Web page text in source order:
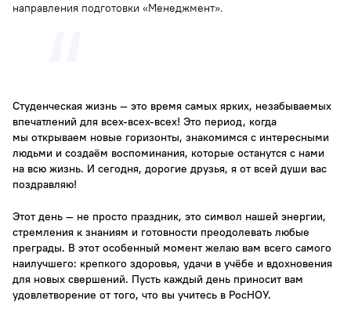
направления подготовки «Менеджмент».
Студенческая жизнь — это время самых ярких, незабываемых
впечатлений для всех-всех-всех! Это период, когда
мы открываем новые горизонты, знакомимся с интересными
людьми и создаём воспоминания, которые останутся с нами
на всю жизнь. И сегодня, дорогие друзья, я от всей души вас
поздравляю!
Этот день — не просто праздник, это символ нашей энергии,
стремления к знаниям и готовности преодолевать любые
преграды. В этот особенный момент желаю вам всего самого
наилучшего: крепкого здоровья, удачи в учёбе и вдохновения
для новых свершений. Пусть каждый день приносит вам
удовлетворение от того, что вы учитесь в РосНОУ.